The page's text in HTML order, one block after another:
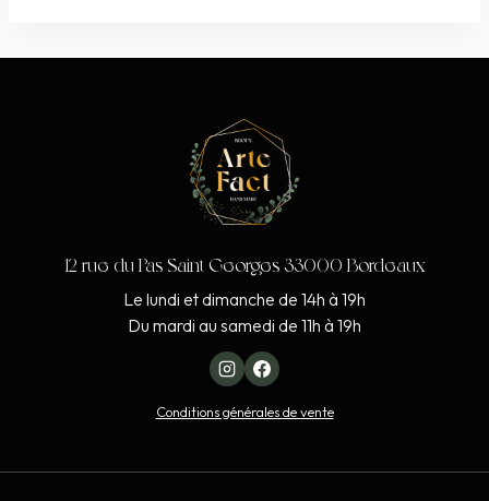
12 rue du Pas Saint Georges 33000 Bordeaux
Le lundi et dimanche de 14h à 19h
Du mardi au samedi de 11h à 19h
Conditions générales de vente